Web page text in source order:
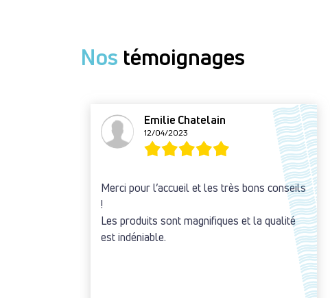
Nos témoignages
Emilie Chatelain
12/04/2023
Merci pour l’accueil et les très bons conseils
!
Les produits sont magnifiques et la qualité
est indéniable.